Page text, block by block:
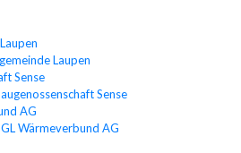
Laupen
Sense
Sense
AG
Wärmeverbund AG